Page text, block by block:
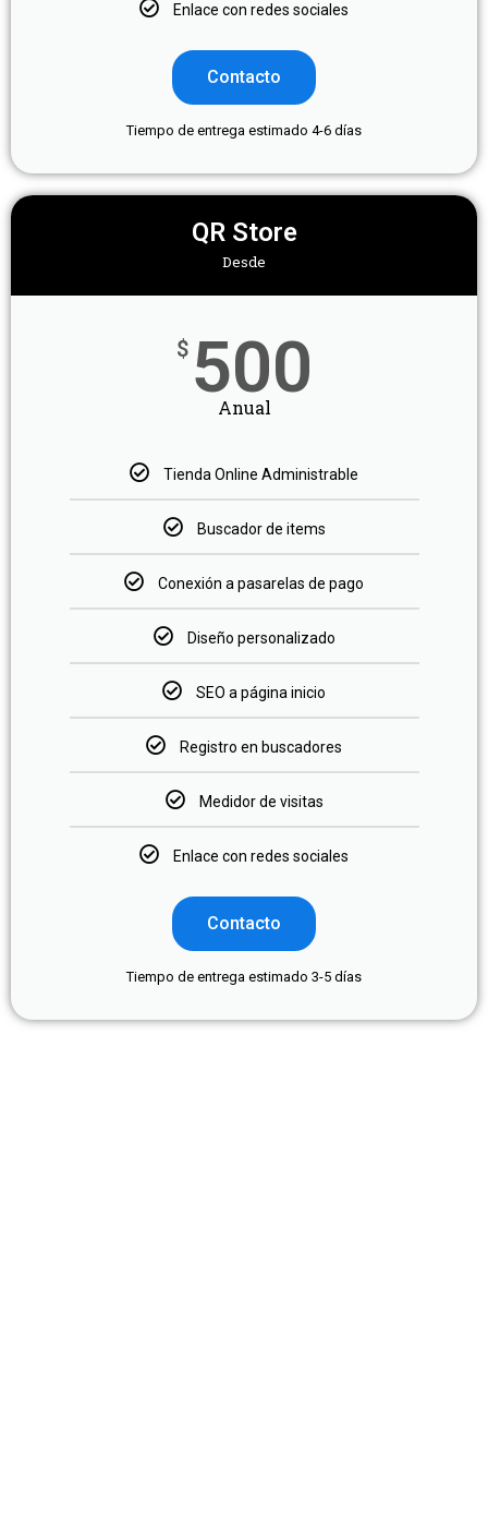
Enlace con redes sociales
Contacto
Tiempo de entrega estimado 4-6 días
QR Store
Desde
$ 500
Anual
Tienda Online Administrable
Buscador de items
Conexión a pasarelas de pago
Diseño personalizado
SEO a página inicio
Registro en buscadores
Medidor de visitas
Enlace con redes sociales
Contacto
Tiempo de entrega estimado 3-5 días